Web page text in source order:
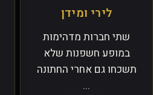
לירי ומידן
שתי חברות מדהימות
במופע חשפנות שלא
תשכחו גם אחרי החתונה
...